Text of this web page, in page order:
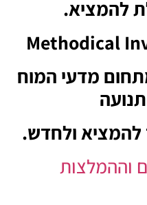
להמציא.
Methodical
מדעי המוח
ולחדש.